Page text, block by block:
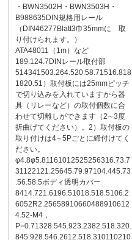
・BWN3502H・BWN3503H・
B988635DIN規格用レール
（DIN46277Blatt3巾35mmに 取
り付けられます。）
ATA48011（1m）など
189.124.7DINレール取付部
514341503.264.520.58.71516.818
1820.51）取付板には25mmピッチ
で切り込みを入れていますから器
具（リレーなど）の取付個数に合
わせて切離しができます（2∼3度
折曲げてください）。2）取付板の
取り付けは4∼5Pごとに締付けてく
ださい。
φ4.8φ5.81161012525256316.73.7
31122121.25645.79.97104.445.73
.56.58.5ボディ透明カバー
8414.721.6196.51018.518.5106.2
6052R2.25658910660488910612
4.52-M4，
P=0.71328.545.923.2382.518.320.
845.928.546.2612.518.310110210